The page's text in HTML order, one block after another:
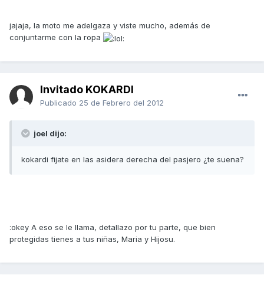
jajaja, la moto me adelgaza y viste mucho, además de
conjuntarme con la ropa
Invitado KOKARDI
Publicado 25 de Febrero del 2012
joel dijo:
kokardi fijate en las asidera derecha del pasjero ¿te suena?
:okey A eso se le llama, detallazo por tu parte, que bien
protegidas tienes a tus niñas, Maria y Hijosu.